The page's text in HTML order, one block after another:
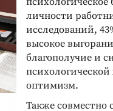
личности
исследований,
высокое
благополучие и
психологической
оптимизм.
Также
ДИАГНОСТИКА